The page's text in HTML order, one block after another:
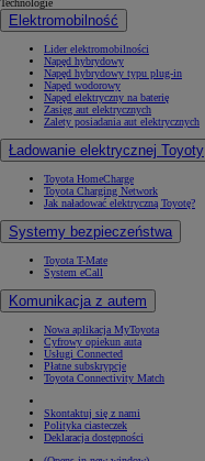
Elektromobilność
Lider elektromobilności
Napęd hybrydowy
Napęd hybrydowy typu plug-in
Napęd wodorowy
Napęd elektryczny na baterię
Zasięg aut elektrycznych
Zalety posiadania aut elektrycznych
Ładowanie elektrycznej Toyoty
Toyota HomeCharge
Toyota Charging Network
Jak naładować elektryczną Toyotę?
Systemy bezpieczeństwa
Toyota T-Mate
System eCall
Komunikacja z autem
Nowa aplikacja MyToyota
Cyfrowy opiekun auta
Usługi Connected
Płatne subskrypcje
Toyota Connectivity Match
Skontaktuj się z nami
Polityka ciasteczek
Deklaracja dostępności